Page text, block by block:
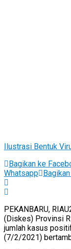
Ilustrasi Bentuk
Bagikan ke
Whatsapp
PEKANBARU,
(Diskes) Provinsi
jumlah kasus
(7/2/2021)